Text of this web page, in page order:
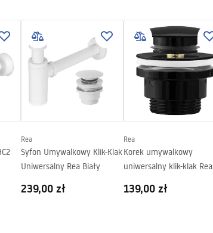
mm
100
mm
Owalna, Asymetryczna
Nie
Rea
Syfon Umywalkowy Klik-Klak
Uniwersalny Rea Biały
239,00 zł
Rea
Korek umywalkowy
uniwersalny klik-klak Rea
139,00 zł